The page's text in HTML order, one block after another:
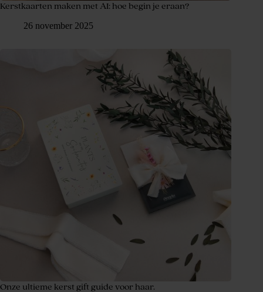
Kerstkaarten maken met AI: hoe begin je eraan?
26 november 2025
Onze ultieme kerst gift guide voor haar.